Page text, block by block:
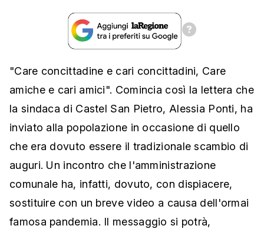
"Care concittadine e cari concittadini, Care
amiche e cari amici". Comincia così la lettera che
la sindaca di Castel San Pietro, Alessia Ponti, ha
inviato alla popolazione in occasione di quello
che era dovuto essere il tradizionale scambio di
auguri. Un incontro che l'amministrazione
comunale ha, infatti, dovuto, con dispiacere,
sostituire con un breve video a causa dell'ormai
famosa pandemia. Il messaggio si potrà,